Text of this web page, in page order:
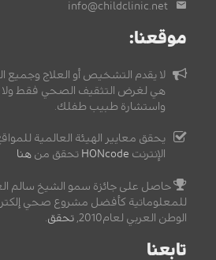
info@childclinic.net
موقعنا:
لا يقدم التشخيص أو العلاج وجميع
هي لغرض التثقيف الصحي فقط
واستشارة طبيب طفلك.
يحقق معايير الهيئة العالمية
الإنترنت HONcode تحقق من هنا
حاصل على جائزة سمو الشيخ سالم
للمعلوماتية كأفضل مشروع صحي
الوطن العربي لعام2010,
تحقق.
تابعنا